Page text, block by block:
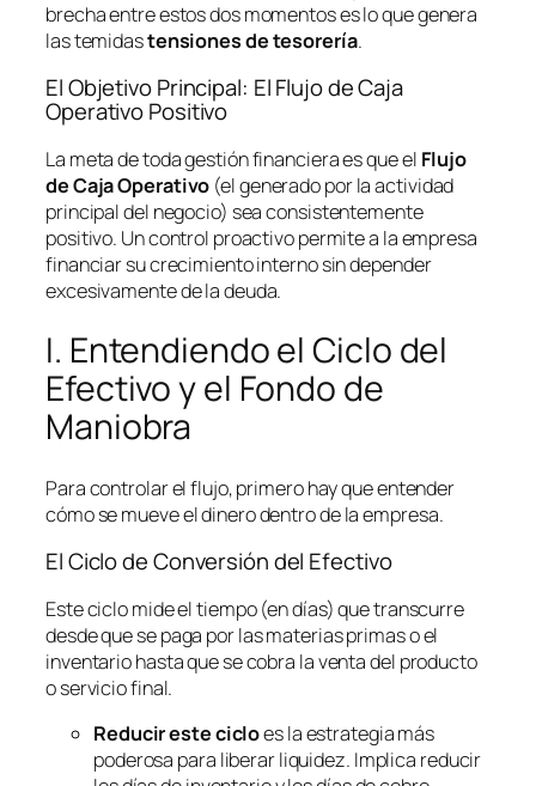
brecha entre estos dos momentos es lo que genera
las temidastensiones de tesorería.
El Objetivo Principal: El Flujo de Caja
Operativo Positivo
La meta de toda gestión financiera es que el Flujo
de Caja Operativo (el generado por la actividad
principal del negocio) sea consistentemente
positivo. Un control proactivo permite a la empresa
financiar su crecimiento interno sin depender
excesivamente de la deuda.
I. Entendiendo el Ciclo del
Efectivo y el Fondo de
Maniobra
Para controlar el flujo, primero hay que entender
cómo se mueve el dinero dentro de la empresa.
El Ciclo de Conversión del Efectivo
Este ciclo mide el tiempo (en días) que transcurre
desde que se paga por las materias primas o el
inventario hasta que se cobra la venta del producto
o servicio final.
Reducir este cicloes la estrategia más
poderosa para liberar liquidez. Implica reducir